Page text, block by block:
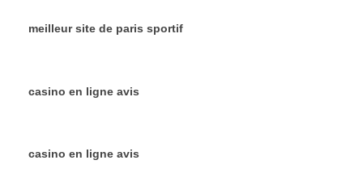
meilleur site de paris sportif
casino en ligne avis
casino en ligne avis